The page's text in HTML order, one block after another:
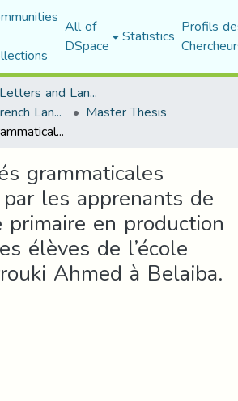
All of
DSpace Statistics Profils
Faculty of Letters and Languages
Department of French Language and Literature Master Thesis
Les difficultés grammaticales rencontrées par les apprenants de 5éme année primaire en production écrite Cas des élèves de l’école primaire Zerrouki Ahmed à Belaiba.
grammaticales
les apprenants de
primaire en production
élèves de l’école
Ahmed à Belaiba.